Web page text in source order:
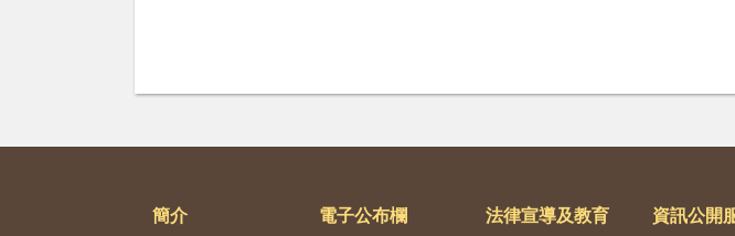
簡介 電子公布欄 法律宣導及教育 資訊公開